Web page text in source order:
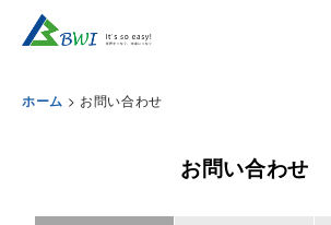
ホーム > お問い合わせ
お問い合わせ